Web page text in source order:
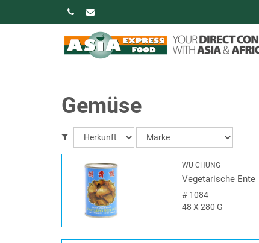
Gemüse
WU CHUNG
Vegetarische Ente
# 1084
48 X 280 G